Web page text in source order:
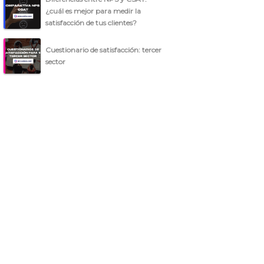
¿cuál es mejor para medir la
satisfacción de tus clientes?
Cuestionario de satisfacción: tercer
sector